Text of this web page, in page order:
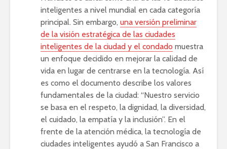
inteligentes a nivel mundial en cada categoría
principal. Sin embargo, una versión preliminar
de la visión estratégica de las ciudades
inteligentes de la ciudad y el condado muestra
un enfoque decidido en mejorar la calidad de
vida en lugar de centrarse en la tecnología. Así
es como el documento describe los valores
fundamentales de la ciudad: “Nuestro servicio
se basa en el respeto, la dignidad, la diversidad,
el cuidado, la empatía y la inclusión”. En el
frente de la atención médica, la tecnología de
ciudades inteligentes ayudó a San Francisco a